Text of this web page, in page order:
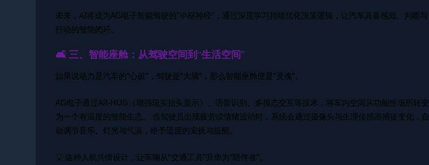
未来，AI将成为AG电子智能驾驶的“中枢神经”，通过深度学习持续优化决策逻辑，让汽车具备感知、判断与
行动的智能闭环。
🛋️ 三、智能座舱：从驾驶空间到“生活空间”
如果说动力是汽车的“心脏”，驾驶是“大脑”，那么智能座舱便是“灵魂”。
AG电子通过AR-HUD（增强现实抬头显示）、语音识别、多模态交互等技术，将车内空间从功能性场所转变
为一个有温度的智能生态。 当驾驶员出现疲劳或情绪波动时，系统会通过摄像头与生理传感器捕捉变化，自
动调节音乐、灯光与气温，给予适度的安抚与提醒。
💡 这种人机共情设计，让车辆从“交通工具”升华为“陪伴者”。